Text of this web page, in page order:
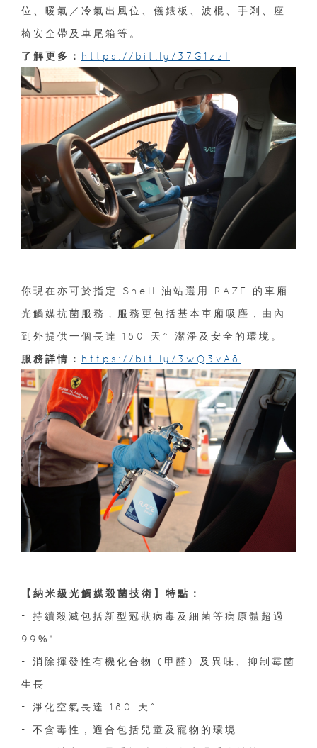
位、暖氣／冷氣出風位、儀錶板、波棍、手剎、座
椅安全帶及車尾箱等。
了解更多： https://bit.ly/37G1zzI
你現在亦可於指定 Shell 油站選用 RAZE 的車廂
光觸媒抗菌服務﹐服務更包括基本車廂吸塵，由內
到外提供一個長達 180 天^ 潔淨及安全的環境。
服務詳情： https://bit.ly/3wQ3vA8
【納米級光觸媒殺菌技術】特點：
- 持續殺滅包括新型冠狀病毒及細菌等病原體超過
99%*
- 消除揮發性有機化合物 (甲醛) 及異味、抑制霉菌
生長
- 淨化空氣長達 180 天^
- 不含毒性，適合包括兒童及寵物的環境